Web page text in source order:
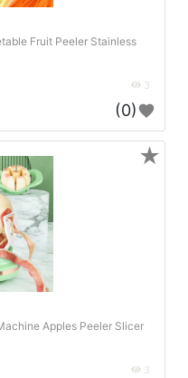
Fruit Peeler Stainless
3
(0)
Apples Peeler Slicer
3
★